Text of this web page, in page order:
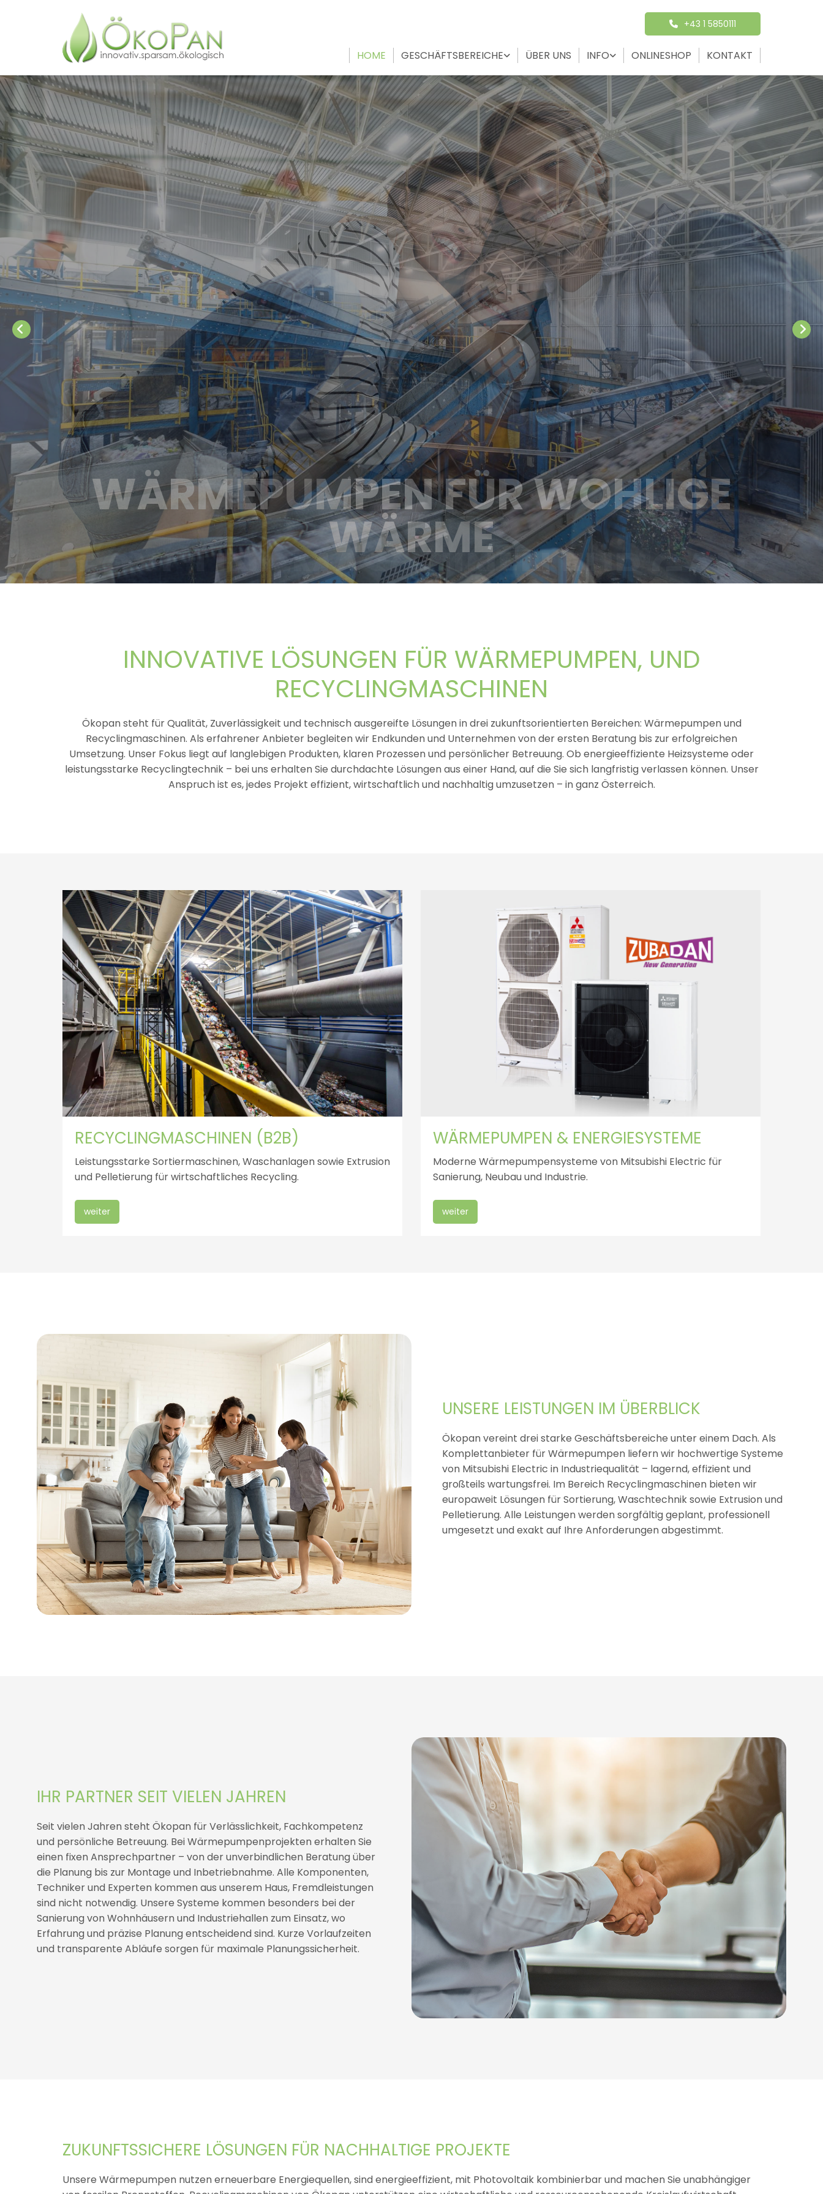
+43 1 5850111
HOME GESCHÄFTSBEREICHE ÜBER UNS INFO ONLINESHOP KONTAKT
W
Ä
R
W
Ä
M
RECYCLINGMASCHINEN FÜR GANZ
EUROPA
INNOVATIVE LÖSUNGEN FÜR WÄRMEPUMPEN, UND
RECYCLINGMASCHINEN
Ökopan steht für Qualität, Zuverlässigkeit und technisch ausgereifte Lösungen in drei zukunftsorientierten Bereichen: Wärmepumpen und
Recyclingmaschinen. Als erfahrener Anbieter begleiten wir Endkunden und Unternehmen von der ersten Beratung bis zur erfolgreichen
Umsetzung. Unser Fokus liegt auf langlebigen Produkten, klaren Prozessen und persönlicher Betreuung. Ob energieeffiziente Heizsysteme oder
leistungsstarke Recyclingtechnik – bei uns erhalten Sie durchdachte Lösungen aus einer Hand, auf die Sie sich langfristig verlassen können. Unser
Anspruch ist es, jedes Projekt effizient, wirtschaftlich und nachhaltig umzusetzen – in ganz Österreich.
RECYCLINGMASCHINEN (B2B)
Leistungsstarke Sortiermaschinen, Waschanlagen sowie Extrusion
und Pelletierung für wirtschaftliches Recycling.
weiter
WÄRMEPUMPEN & ENERGIESYSTEME
Moderne Wärmepumpensysteme von Mitsubishi Electric für
Sanierung, Neubau und Industrie.
weiter
UNSERE LEISTUNGEN IM ÜBERBLICK
Ökopan vereint drei starke Geschäftsbereiche unter einem Dach. Als
Komplettanbieter für Wärmepumpen liefern wir hochwertige Systeme
von Mitsubishi Electric in Industriequalität – lagernd, effizient und
großteils wartungsfrei. Im Bereich Recyclingmaschinen bieten wir
europaweit Lösungen für Sortierung, Waschtechnik sowie Extrusion und
Pelletierung. Alle Leistungen werden sorgfältig geplant, professionell
umgesetzt und exakt auf Ihre Anforderungen abgestimmt.
IHR PARTNER SEIT VIELEN JAHREN
Seit vielen Jahren steht Ökopan für Verlässlichkeit, Fachkompetenz
und persönliche Betreuung. Bei Wärmepumpenprojekten erhalten Sie
einen fixen Ansprechpartner – von der unverbindlichen Beratung über
die Planung bis zur Montage und Inbetriebnahme. Alle Komponenten,
Techniker und Experten kommen aus unserem Haus, Fremdleistungen
sind nicht notwendig. Unsere Systeme kommen besonders bei der
Sanierung von Wohnhäusern und Industriehallen zum Einsatz, wo
Erfahrung und präzise Planung entscheidend sind. Kurze Vorlaufzeiten
und transparente Abläufe sorgen für maximale Planungssicherheit.
ZUKUNFTSSICHERE LÖSUNGEN FÜR NACHHALTIGE PROJEKTE
Unsere Wärmepumpen nutzen erneuerbare Energiequellen, sind energieeffizient, mit Photovoltaik kombinierbar und machen Sie unabhängiger